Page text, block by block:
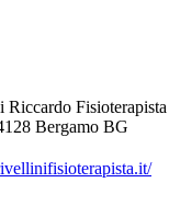
Bergamo BG